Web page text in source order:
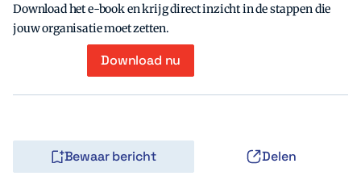
Download het e-book en krijg direct inzicht in de stappen die
jouw organisatie moet zetten.
Download nu
Bewaar bericht Delen